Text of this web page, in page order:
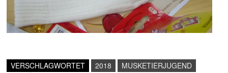
VERSCHLAGWORTET 2018
MUSKETIERJUGEND